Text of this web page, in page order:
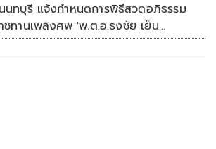
นทบุรี แจ้งกำหนดการพิธีสวดอภิธรรม
ชทานเพลิงศพ 'พ.ต.อ.ธงชัย เย็น
ริฐ'